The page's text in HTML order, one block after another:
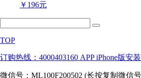
￥196元
TOP
订购热线：4000403160 APP iPhone版安装
微信号：ML100F200502 (长按复制微信